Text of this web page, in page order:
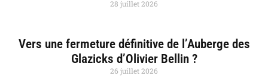
28 juillet 2026
Vers une fermeture définitive de l’Auberge des
Glazicks d’Olivier Bellin ?
26 juillet 2026